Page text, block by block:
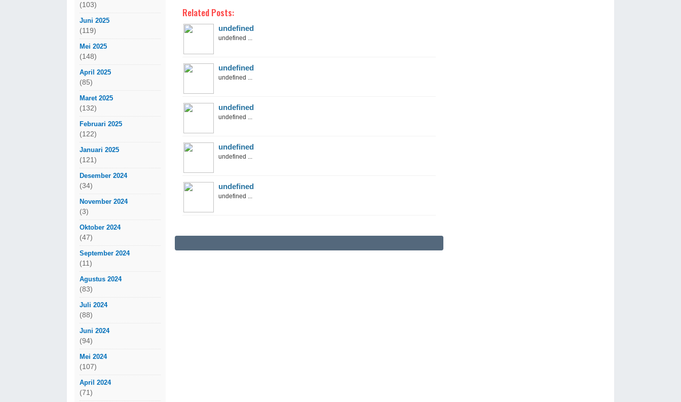
(103)
Juni 2025
(119)
Mei 2025
(148)
April 2025
(85)
Maret 2025
(132)
Februari 2025
(122)
Januari 2025
(121)
Desember 2024
(34)
November 2024
(3)
Oktober 2024
(47)
September 2024
(11)
Agustus 2024
(83)
Juli 2024
(88)
Juni 2024
(94)
Mei 2024
(107)
April 2024
(71)
Related Posts:
undefined
undefined ...
undefined
undefined ...
undefined
undefined ...
undefined
undefined ...
undefined
undefined ...